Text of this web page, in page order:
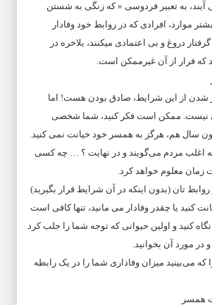
آیند، به تعبیر فردوسی « که زنگی به شستن
موارد، افرادی که در روابط خود وفادار
دروغ و بی اعتمادی می­کنند، بلاخره در
که فرار از آن غیرممکن است.
شدن از این شرایط، صادق بودن هست! اما
نیست. ممکن است فکر کنید، شما شخصی
سال هم، هرگز به همسر خود خیانت نمی کنید.
اغلب مردم می‌گویند و در نهایت ؟ … چه کسی
معلوم خواهد کرد.
روابط تان (بدون اینکه در آن شرایط قرار بگیرید)
کنید یا چقدر وفادار می مانید، تنها کافی است
کنید و اولین حیوانی که توجه شما را جلب کرد
در مورد آن بخوانید.
که می‌بینید میزان وفاداری شما را در یک رابطه